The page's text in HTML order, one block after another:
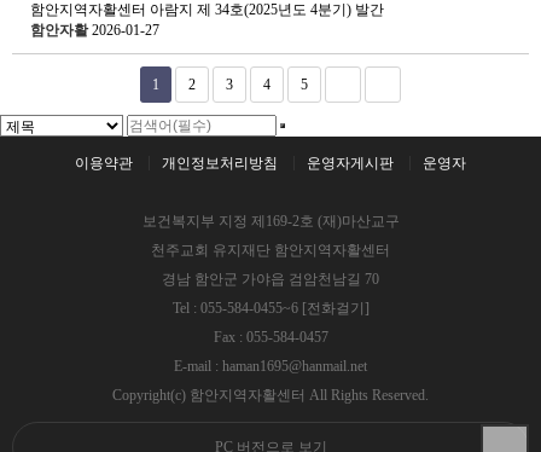
함안지역자활센터 아람지 제 34호(2025년도 4분기) 발간
함안자활 2026-01-27
1 2 3 4 5
이용약관 개인정보처리방침 운영자게시판 운영자
보건복지부 지정 제169-2호 (재)마산교구
천주교회 유지재단 함안지역자활센터
경남 함안군 가야읍 검암천남길 70
Tel : 055-584-0455~6 [전화걸기]
Fax : 055-584-0457
E-mail : haman1695@hanmail.net
Copyright(c) 함안지역자활센터 All Rights Reserved.
PC 버전으로 보기